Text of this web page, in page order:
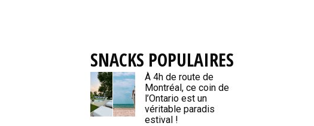
SNACKS POPULAIRES
À 4h de route de
Montréal, ce coin de
l’Ontario est un
véritable paradis
estival !